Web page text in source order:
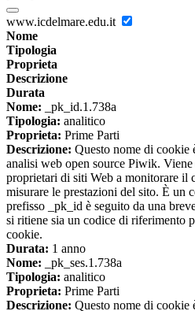
www.icdelmare.edu.it
Nome
Tipologia
Proprieta
Descrizione
Durata
Nome: _pk_id.1.738a
Tipologia: analitico
Proprieta: Prime Parti
Descrizione: Questo nome di cookie
analisi web open source Piwik.
proprietari di siti Web a monitorare il
misurare le prestazioni del sito. È un
prefisso _pk_id è seguito da una
si ritiene sia un codice di riferimento
cookie.
Durata: 1 anno
Nome: _pk_ses.1.738a
Tipologia: analitico
Proprieta: Prime Parti
Descrizione: Questo nome di cookie